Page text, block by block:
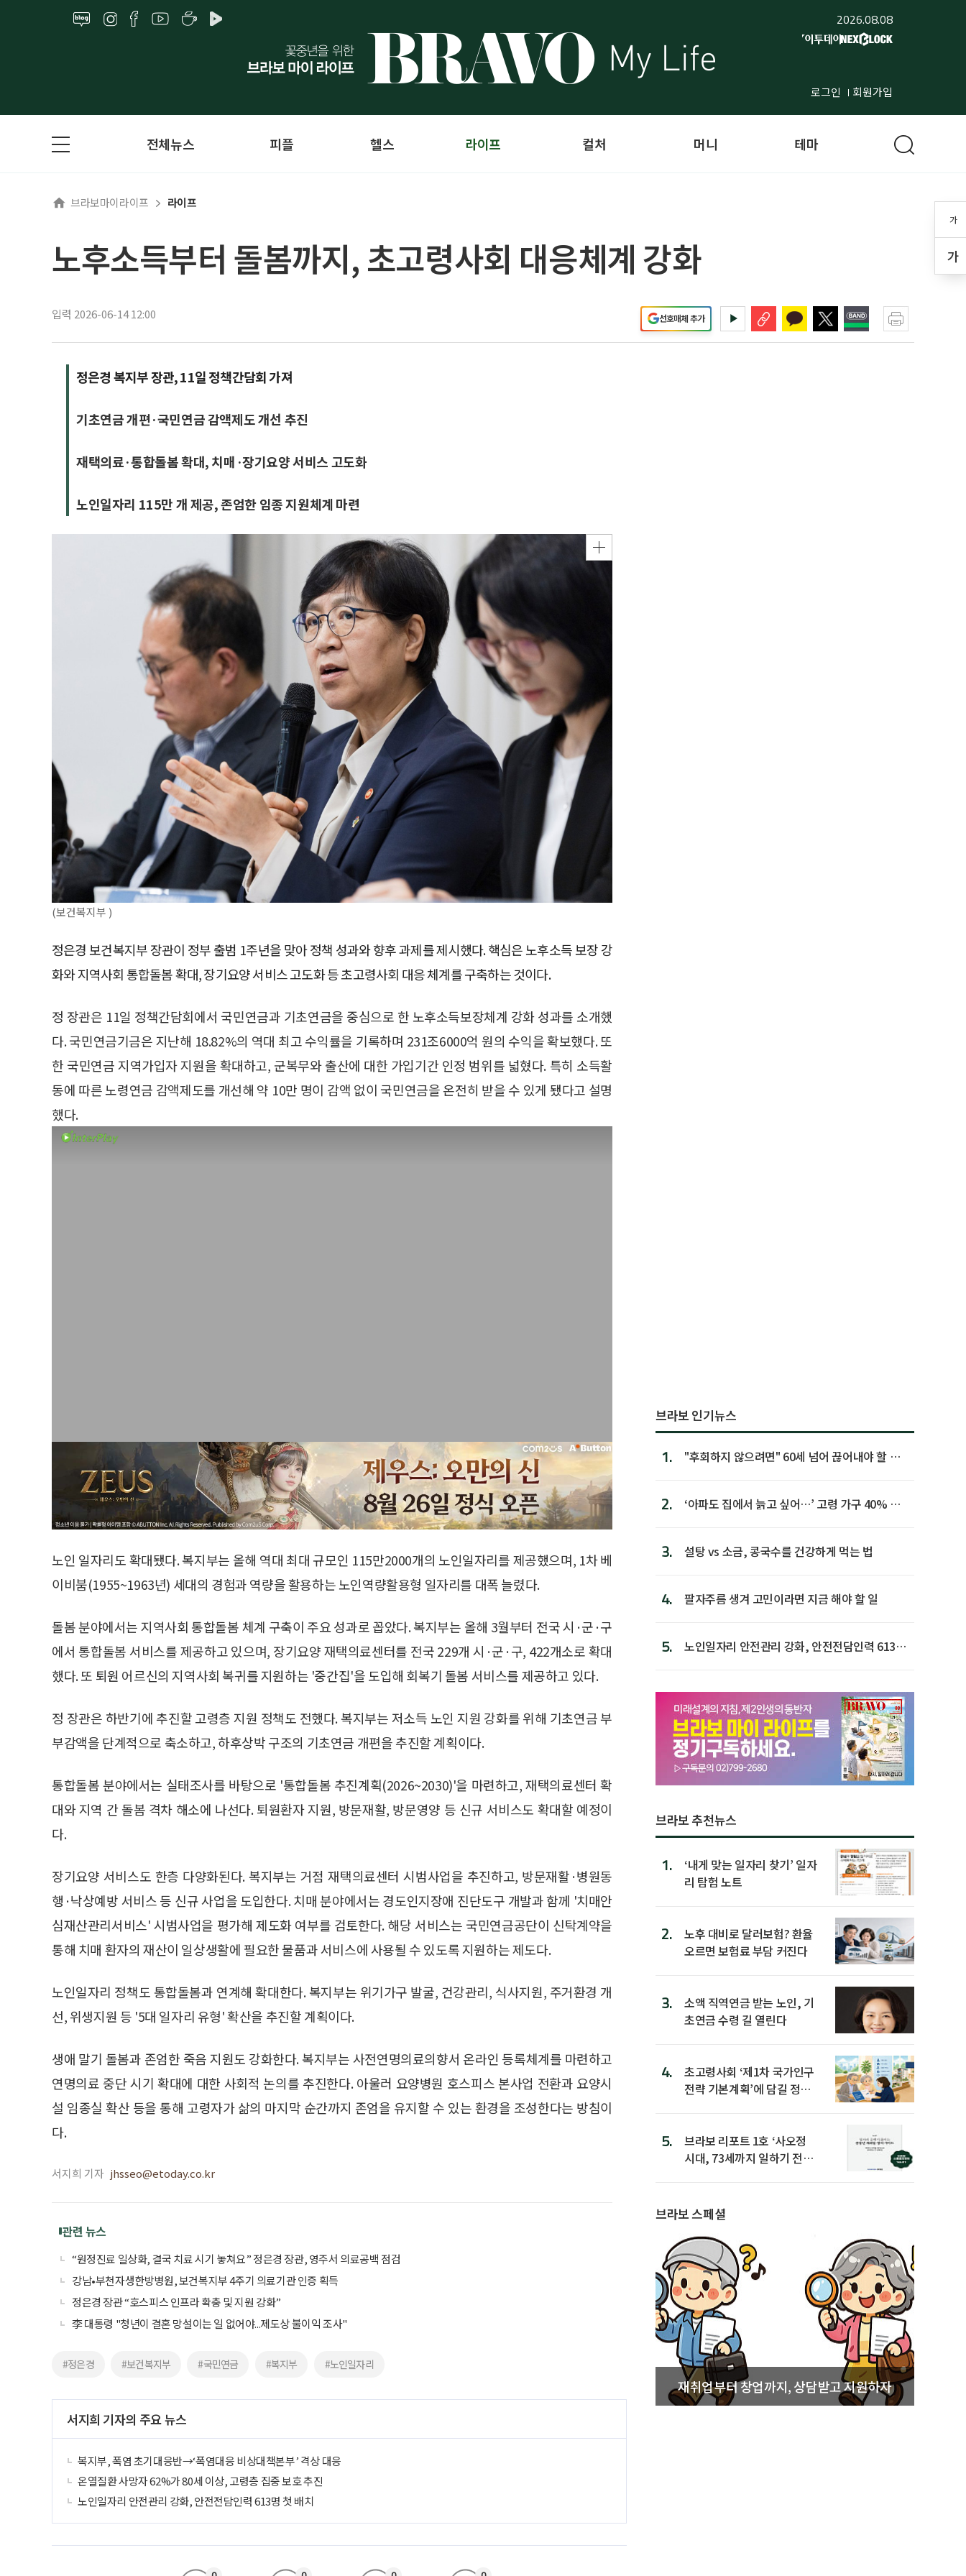
2026.08.08
로그인 회원가입
가
가
전체뉴스 피플 헬스 라이프 컬처 머니 테마
브라보마이라이프 라이프
노후소득부터 돌봄까지, 초고령사회 대응체계 강화
입력 2026-06-14 12:00 선호매체 추가
정은경 복지부 장관, 11일 정책간담회 가져
기초연금 개편·국민연금 감액제도 개선 추진
재택의료·통합돌봄 확대, 치매·장기요양 서비스 고도화
노인일자리 115만 개 제공, 존엄한 임종 지원체계 마련
(보건복지부 )
정은경 보건복지부 장관이 정부 출범 1주년을 맞아 정책 성과와 향후 과제를 제시했다. 핵심은 노후소득 보장 강
화와 지역사회 통합돌봄 확대, 장기요양 서비스 고도화 등 초고령사회 대응 체계를 구축하는 것이다.
정 장관은 11일 정책간담회에서 국민연금과 기초연금을 중심으로 한 노후소득보장체계 강화 성과를 소개했
다. 국민연금기금은 지난해 18.82%의 역대 최고 수익률을 기록하며 231조6000억 원의 수익을 확보했다. 또
한 국민연금 지역가입자 지원을 확대하고, 군복무와 출산에 대한 가입기간 인정 범위를 넓혔다. 특히 소득활
동에 따른 노령연금 감액제도를 개선해 약 10만 명이 감액 없이 국민연금을 온전히 받을 수 있게 됐다고 설명
했다.
노인 일자리도 확대됐다. 복지부는 올해 역대 최대 규모인 115만2000개의 노인일자리를 제공했으며, 1차 베
이비붐(1955~1963년) 세대의 경험과 역량을 활용하는 노인역량활용형 일자리를 대폭 늘렸다.
돌봄 분야에서는 지역사회 통합돌봄 체계 구축이 주요 성과로 꼽았다. 복지부는 올해 3월부터 전국 시·군·구
에서 통합돌봄 서비스를 제공하고 있으며, 장기요양 재택의료센터를 전국 229개 시·군·구, 422개소로 확대
했다. 또 퇴원 어르신의 지역사회 복귀를 지원하는 '중간집'을 도입해 회복기 돌봄 서비스를 제공하고 있다.
정 장관은 하반기에 추진할 고령층 지원 정책도 전했다. 복지부는 저소득 노인 지원 강화를 위해 기초연금 부
부감액을 단계적으로 축소하고, 하후상박 구조의 기초연금 개편을 추진할 계획이다.
통합돌봄 분야에서는 실태조사를 바탕으로 '통합돌봄 추진계획(2026~2030)'을 마련하고, 재택의료센터 확
대와 지역 간 돌봄 격차 해소에 나선다. 퇴원환자 지원, 방문재활, 방문영양 등 신규 서비스도 확대할 예정이
다.
장기요양 서비스도 한층 다양화된다. 복지부는 거점 재택의료센터 시범사업을 추진하고, 방문재활·병원동
행·낙상예방 서비스 등 신규 사업을 도입한다. 치매 분야에서는 경도인지장애 진단도구 개발과 함께 '치매안
심재산관리서비스' 시범사업을 평가해 제도화 여부를 검토한다. 해당 서비스는 국민연금공단이 신탁계약을
통해 치매 환자의 재산이 일상생활에 필요한 물품과 서비스에 사용될 수 있도록 지원하는 제도다.
노인일자리 정책도 통합돌봄과 연계해 확대한다. 복지부는 위기가구 발굴, 건강관리, 식사지원, 주거환경 개
선, 위생지원 등 '5대 일자리 유형' 확산을 추진할 계획이다.
생애 말기 돌봄과 존엄한 죽음 지원도 강화한다. 복지부는 사전연명의료의향서 온라인 등록체계를 마련하고
연명의료 중단 시기 확대에 대한 사회적 논의를 추진한다. 아울러 요양병원 호스피스 본사업 전환과 요양시
설 임종실 확산 등을 통해 고령자가 삶의 마지막 순간까지 존엄을 유지할 수 있는 환경을 조성한다는 방침이
다.
서지희 기자 jhsseo@etoday.co.kr
관련 뉴스
“원정진료 일상화, 결국 치료 시기 놓쳐요” 정은경 장관, 영주서 의료공백 점검
강남•부천자생한방병원, 보건복지부 4주기 의료기관 인증 획득
정은경 장관 “호스피스 인프라 확충 및 지원 강화”
李 대통령 "청년이 결혼 망설이는 일 없어야...제도상 불이익 조사"
#정은경 #보건복지부 #국민연금 #복지부 #노인일자리
서지희 기자의 주요 뉴스
복지부, 폭염 초기대응반→‘폭염대응 비상대책본부’ 격상 대응
온열질환 사망자 62%가 80세 이상, 고령층 집중 보호 추진
노인일자리 안전관리 강화, 안전전담인력 613명 첫 배치
브라보 인기뉴스
1.
"후회하지 않으려면" 60세 넘어 끊어내야 할 사
2.
‘아파도 집에서 늙고 싶어…’ 고령 가구 40% 노
3. 설탕 vs 소금, 콩국수를 건강하게 먹는 법
4. 팔자주름 생겨 고민이라면 지금 해야 할 일
5.
노인일자리 안전관리 강화, 안전전담인력 613명
브라보 추천뉴스
1.
‘내게 맞는 일자리 찾기’ 일자
리 탐험 노트
2.
노후 대비로 달러보험? 환율
오르면 보험료 부담 커진다
3.
소액 직역연금 받는 노인, 기
초연금 수령 길 열린다
4.
초고령사회 ‘제1차 국가인구
전략 기본계획’에 담길 정책
5.
브라보 리포트 1호 ‘사오정
시대, 73세까지 일하기 전략’
브라보 스페셜
재취업부터 창업까지, 상담받고 지원하자